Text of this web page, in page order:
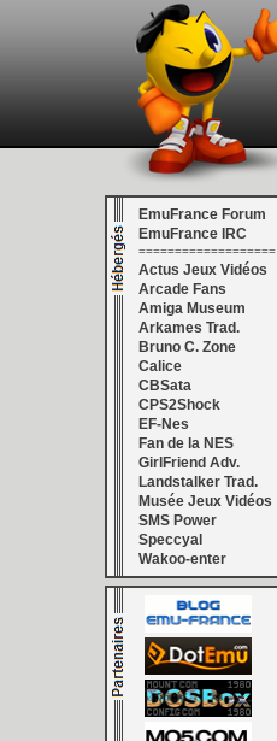
EmuFrance Forum
EmuFrance IRC
===================
Actus Jeux Vidéos
Arcade Fans
Amiga Museum
Arkames Trad.
Bruno C. Zone
Calice
CBSata
CPS2Shock
EF-Nes
Fan de la NES
GirlFriend Adv.
Landstalker Trad.
Musée Jeux Vidéos
SMS Power
Speccyal
Wakoo-enter